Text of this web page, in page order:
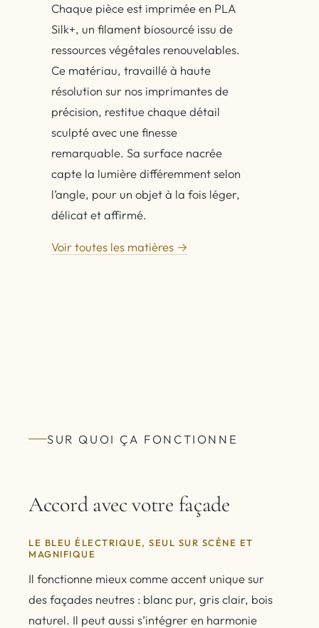
Chaque pièce est imprimée en PLA
Silk+, un filament biosourcé issu de
ressources végétales renouvelables.
Ce matériau, travaillé à haute
résolution sur nos imprimantes de
précision, restitue chaque détail
sculpté avec une finesse
remarquable. Sa surface nacrée
capte la lumière différemment selon
l’angle, pour un objet à la fois léger,
délicat et affirmé.
Voir toutes les matières →
SUR QUOI ÇA FONCTIONNE
Accord avec votre façade
LE BLEU ÉLECTRIQUE, SEUL SUR SCÈNE ET
MAGNIFIQUE
Il fonctionne mieux comme accent unique sur
des façades neutres : blanc pur, gris clair, bois
naturel. Il peut aussi s’intégrer en harmonie